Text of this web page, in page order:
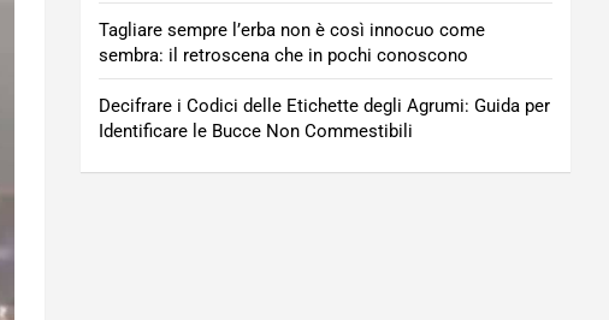
Tagliare sempre l’erba non è così innocuo come
sembra: il retroscena che in pochi conoscono
Decifrare i Codici delle Etichette degli Agrumi: Guida per
Identificare le Bucce Non Commestibili